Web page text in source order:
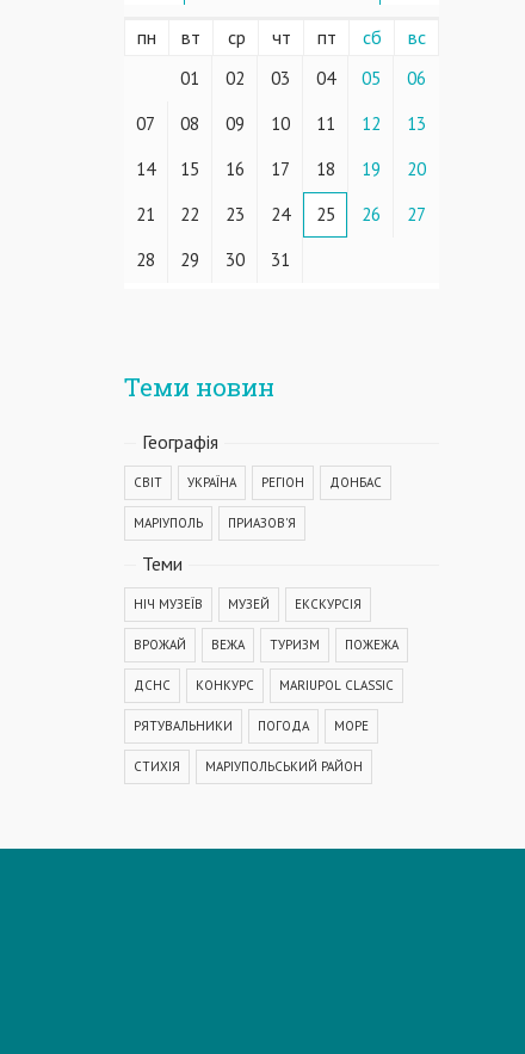
пн вт ср чт пт сб вс
01 02 03 04 05
06
07
08 09 10 11 12
13
14
15 16 17 18 19
20
21
22 23 24 25 26
27
28
29 30 31
Теми новин
Географiя
СВІТ УКРАЇНА РЕГІОН ДОНБАС
МАРІУПОЛЬ ПРИАЗОВ'Я
Теми
НІЧ МУЗЕЇВ МУЗЕЙ ЕКСКУРСІЯ
ВРОЖАЙ ВЕЖА ТУРИЗМ ПОЖЕЖА
ДСНС КОНКУРС MARIUPOL CLASSIC
РЯТУВАЛЬНИКИ ПОГОДА МОРЕ
СТИХІЯ МАРІУПОЛЬСЬКИЙ РАЙОН
ПОЛІЦІЯ ПОДІЯ АВАРІЯ МЕДИЦИНА